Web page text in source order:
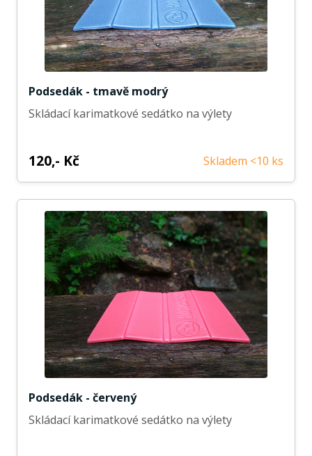
Podsedák - tmavě modrý
Skládací karimatkové sedátko na výlety
120,- Kč Skladem <10 ks
Podsedák - červený
Skládací karimatkové sedátko na výlety